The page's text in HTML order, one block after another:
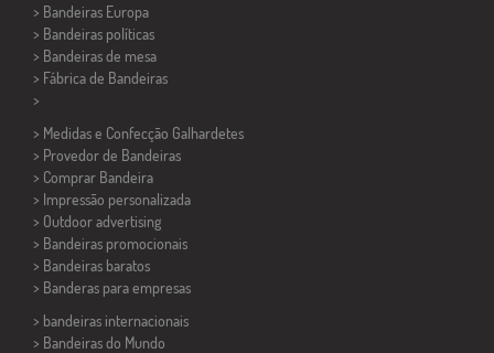
> Bandeiras Europa
> Bandeiras políticas
> Bandeiras de mesa
> Fábrica de Bandeiras
>
> Medidas e Confecção Galhardetes
> Provedor de Bandeiras
> Comprar Bandeira
> Impressão personalizada
> Outdoor advertising
> Bandeiras promocionais
> Bandeiras baratos
> Banderas para empresas
> bandeiras internacionais
> Bandeiras do Mundo